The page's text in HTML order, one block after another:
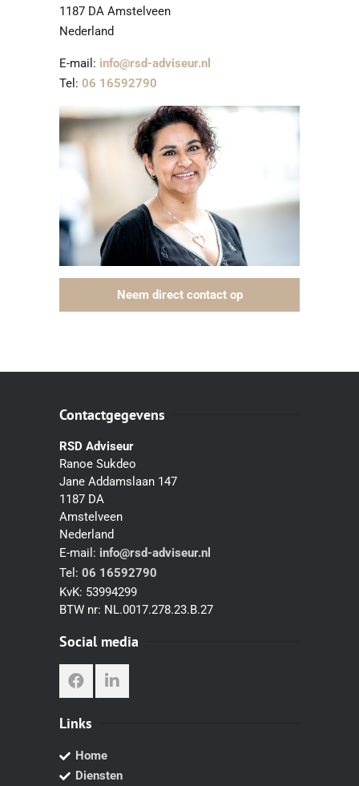
1187 DA Amstelveen
Nederland
E-mail: info@rsd-adviseur.nl
Tel: 06 16592790
Neem direct contact op
Contactgegevens
RSD Adviseur
Ranoe Sukdeo
Jane Addamslaan 147
1187 DA
Amstelveen
Nederland
E-mail: info@rsd-adviseur.nl
Tel: 06 16592790
KvK: 53994299
BTW nr: NL.0017.278.23.B.27
Social media
Links
Home
Diensten